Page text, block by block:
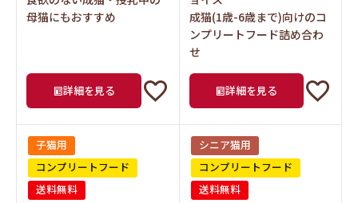
母猫にもおすすめ
詳細を見る
成猫(1歳-6歳まで)向けのコ
ンプリートフード詰め合わ
せ
詳細を見る
子猫用
コンプリートフード
送料無料
シニア猫用
コンプリートフード
送料無料